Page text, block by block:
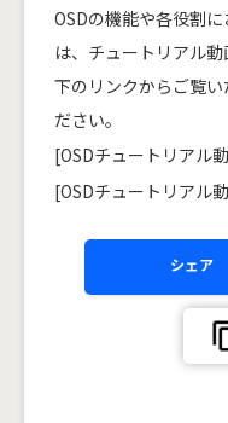
OSDの機能や各役割
は、チュートリアル
下のリンクからご覧
ださい。
[OSDチュートリアル
[OSDチュートリアル
シェア